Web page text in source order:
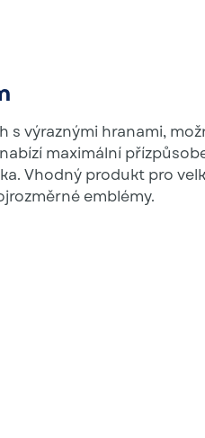
s výraznými hranami,
maximální
Vhodný produkt pro
emblémy.